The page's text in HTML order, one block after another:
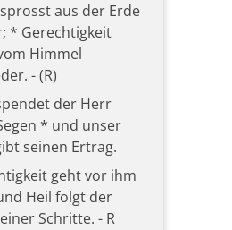
aus der Erde
* Gerechtigkeit
Himmel
- (R)
der Herr
* und unser
seinen Ertrag.
geht vor ihm
Heil folgt der
Schritte. - R